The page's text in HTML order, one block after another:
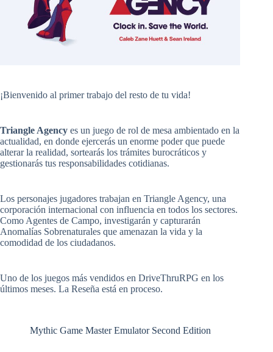
¡Bienvenido al primer trabajo del resto de tu vida!
Triangle Agency es un juego de rol de mesa ambientado en la
actualidad, en donde ejercerás un enorme poder que puede
alterar la realidad, sortearás los trámites burocráticos y
gestionarás tus responsabilidades cotidianas.
Los personajes jugadores trabajan en Triangle Agency, una
corporación internacional con influencia en todos los sectores.
Como Agentes de Campo, investigarán y capturarán
Anomalías Sobrenaturales que amenazan la vida y la
comodidad de los ciudadanos.
Uno de los juegos más vendidos en DriveThruRPG en los
últimos meses. La Reseña está en proceso.
Mythic Game Master Emulator Second Edition